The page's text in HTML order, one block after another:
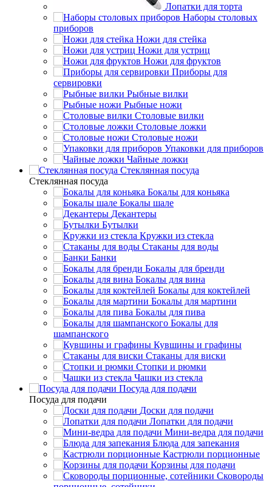
Лопатки для торта
Наборы столовых
приборов
Ножи для стейка
Ножи для устриц
Ножи для фруктов
Приборы для
сервировки
Рыбные вилки
Рыбные ножи
Столовые вилки
Столовые ложки
Столовые ножи
Упаковки для приборов
Чайные ложки
Стеклянная посуда
Стеклянная посуда
Бокалы для коньяка
Бокалы шале
Декантеры
Бутылки
Кружки из стекла
Стаканы для воды
Банки
Бокалы для бренди
Бокалы для вина
Бокалы для коктейлей
Бокалы для мартини
Бокалы для пива
Бокалы для
шампанского
Кувшины и графины
Стаканы для виски
Стопки и рюмки
Чашки из стекла
Посуда для подачи
Посуда для подачи
Доски для подачи
Лопатки для подачи
Мини-ведра для подачи
Блюда для запекания
Кастрюли порционные
Корзины для подачи
Сковороды